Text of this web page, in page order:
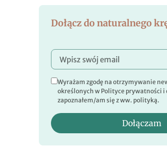
Dołącz do naturalnego
Wyrażam zgodę na otrzymywanie
określonych w Polityce prywatności i
zapoznałem/am się z ww. polityką.
Dołączam